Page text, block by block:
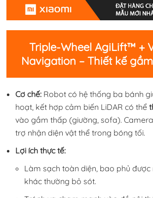
Triple-Wheel AgiLift™ +
Navigation – Thiết kế
Cơ chế: Robot có hệ thống ba bánh
hoạt, kết hợp cảm biến LiDAR có thể
vào gầm thấp (giường, sofa).
trợ nhận diện vật thể trong bóng tối.
Lợi ích thực tế:
Làm sạch toàn diện, bao phủ
khác thường bỏ sót.